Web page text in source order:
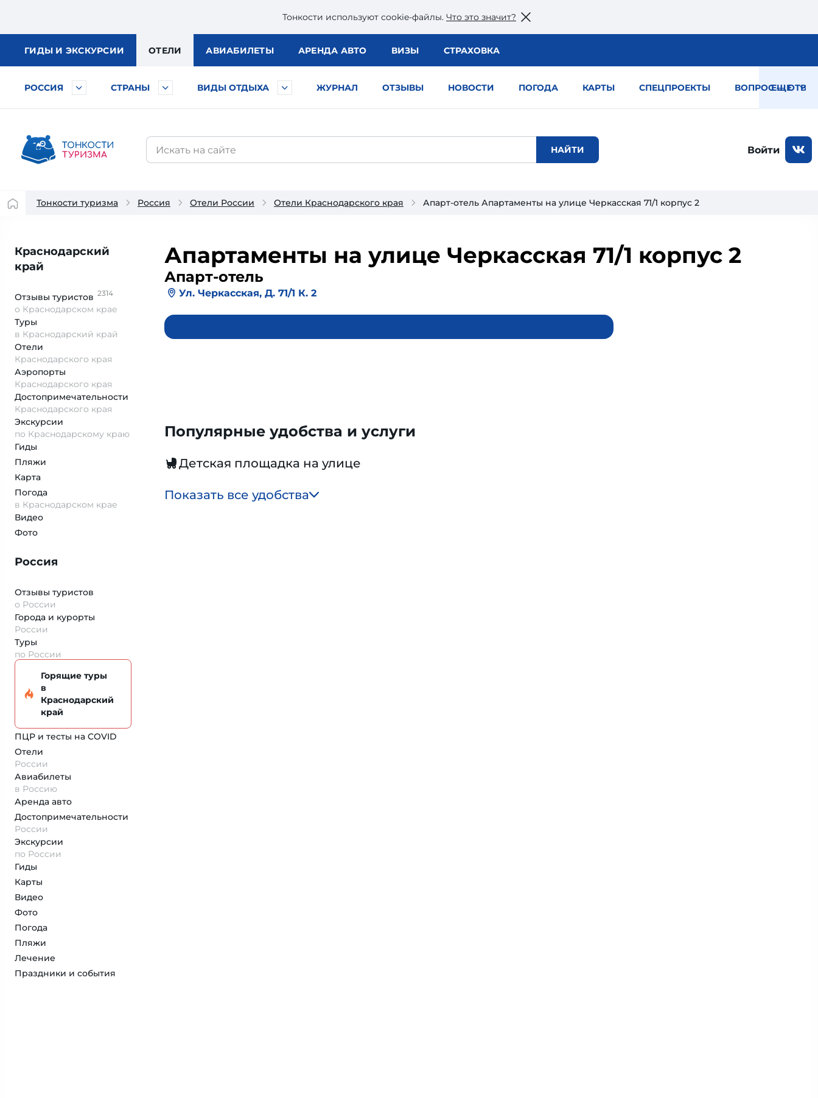
Тонкости используют сookie-файлы. Что это значит?
ГИДЫ И ЭКСКУРСИИ ОТЕЛИ АВИАБИЛЕТЫ АРЕНДА АВТО ВИЗЫ СТРАХОВКА
РОССИЯ СТРАНЫ ВИДЫ ОТДЫХА ЖУРНАЛ ОТЗЫВЫ НОВОСТИ ПОГОДА КАРТЫ СПЕЦПРОЕКТЫ ВОПРОС — ОТВЕТ
ЕЩЕ
Войти
Тонкости туризма Россия Отели России Отели Краснодарского края Апарт-отель Апартаменты на улице Черкасская 71/1 корпус 2
Краснодарский
край
Отзывы туристов 2314
о Краснодарском крае
Туры
в Краснодарский край
Отели
Краснодарского края
Аэропорты
Краснодарского края
Достопримеча­тельности
Краснодарского края
Экскурсии
по Краснодарскому краю
Гиды
Пляжи
Карта
Погода
в Краснодарском крае
Видео
Фото
Россия
Отзывы туристов
о России
Города и курорты
России
Туры
по России
Горящие туры
в
Краснодарский
край
ПЦР и тесты на COVID
Отели
России
Авиабилеты
в Россию
Аренда авто
Достопримеча­тельности
России
Экскурсии
по России
Гиды
Карты
Видео
Фото
Погода
Пляжи
Лечение
Праздники и события
Апартаменты на улице Черкасская 71/1 корпус 2
Апарт-отель
Ул. Черкасская, Д. 71/1 К. 2
Популярные удобства и услуги
Детская площадка на улице
Показать все удобства